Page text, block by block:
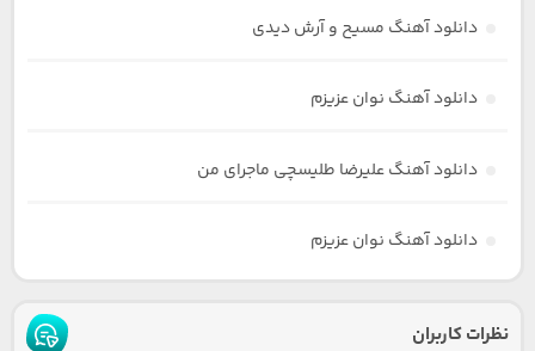
دانلود آهنگ مسیح و آرش دیدی
دانلود آهنگ نوان عزیزم
دانلود آهنگ علیرضا طلیسچی ماجرای من
دانلود آهنگ نوان عزیزم
نظرات کاربران